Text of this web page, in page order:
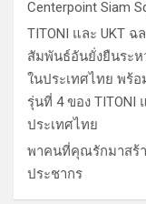
Centerpoint Siam
TITONI และ UKT
สัมพันธ์อันยั่งยืนระ
ในประเทศไทย พร้
รุ่นที่ 4 ของ TITONI
ประเทศไทย
พาคนที่คุณรักมาสร้
ประชากร